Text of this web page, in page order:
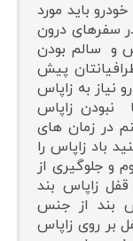
باید مورد
سفرهای درون
و سالم بودن
پیش
نیاز به زاپاس
نبودن زاپاس
در زمان های
باد زاپاس را
و جلوگیری از
زاپاس بند
بند از جنس
بر روی زاپاس